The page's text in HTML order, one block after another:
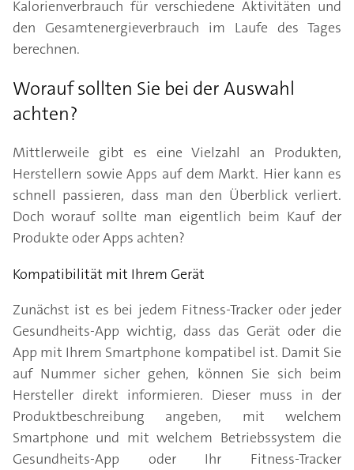
Kalorienverbrauch für verschiedene Aktivitäten und
den Gesamtenergieverbrauch im Laufe des Tages
berechnen.
Worauf sollten Sie bei der Auswahl
achten?
Mittlerweile gibt es eine Vielzahl an Produkten,
Herstellern sowie Apps auf dem Markt. Hier kann es
schnell passieren, dass man den Überblick verliert.
Doch worauf sollte man eigentlich beim Kauf der
Produkte oder Apps achten?
Kompatibilität mit Ihrem Gerät
Zunächst ist es bei jedem Fitness-Tracker oder jeder
Gesundheits-App wichtig, dass das Gerät oder die
App mit Ihrem Smartphone kompatibel ist. Damit Sie
auf Nummer sicher gehen, können Sie sich beim
Hersteller direkt informieren. Dieser muss in der
Produktbeschreibung angeben, mit welchem
Smartphone und mit welchem Betriebssystem die
Gesundheits-App oder Ihr Fitness-Tracker